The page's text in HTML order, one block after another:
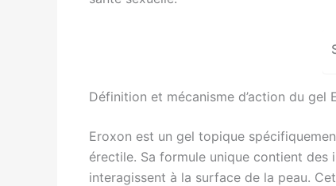
Définition et mécanisme d’action du gel
Eroxon est un gel topique
érectile. Sa formule unique contient des
interagissent à la surface de la peau.